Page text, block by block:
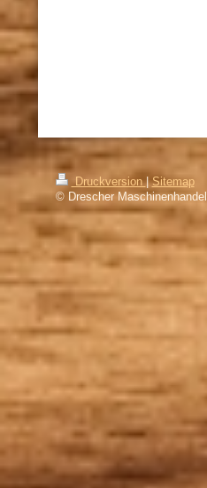
Druckversion| Sitemap
© Drescher Maschinenhandel